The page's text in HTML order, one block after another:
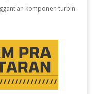
komponen turbin